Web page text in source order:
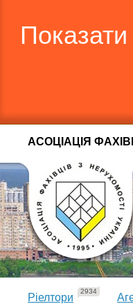
АСОЦІАЦІЯ
Ріелтори
2934